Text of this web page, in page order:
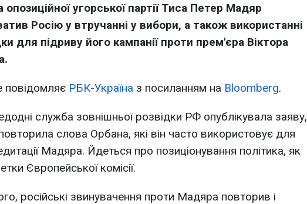
опозиційної угорської партії Тиса Петер Мадяр
Росію у втручанні у вибори, а також використанні
для підриву його кампанії проти прем'єра Віктора
повідомляє РБК-Україна з посиланням на Bloomberg.
служба зовнішньої розвідки РФ опублікувала заяву,
слова Орбана, які він часто використовує для
Мадяра. Йдеться про позиціонування політика, як
Європейської комісії.
російські звинувачення проти Мадяра повторив і